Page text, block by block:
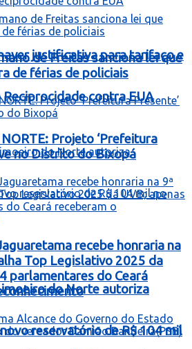
justificativa para tarifaço e
contra EUA
do Norte autoriza
reservatório de R$ 104 mil
de Freitas sanciona lei que
de férias de policiais
Projeto ‘Prefeitura
no Distrito do Bixopá
recebe honraria na
Top Legislativo 2025 da
parlamentares do Ceará